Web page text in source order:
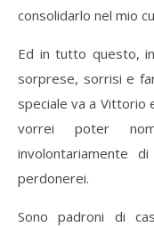
consolidarlo nel mio
Ed in tutto questo,
sorprese, sorrisi e
speciale va a Vittorio
vorrei poter
involontariamente
perdonerei.
Sono padroni di